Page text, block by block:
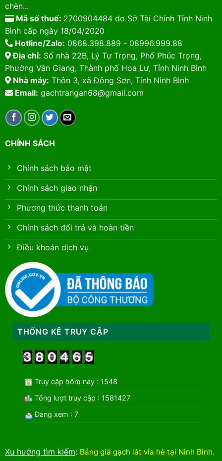
chèn...
Mã số thuế: 2700904484 do Sở Tài Chính Tỉnh Ninh
Bình cấp ngày 18/04/2020
Hotline/Zalo: 0868.398.889 - 08996.999.88
Địa chỉ: Số nhà 22B, Lý Tự Trọng, Phố Phúc Trọng,
Phường Vân Giang, Thành phố Hoa Lư, Tỉnh Ninh Bình
Nhà máy: Thôn 3, xã Đông Sơn, Tỉnh Ninh Bình
Email: gachtrangan68@gmail.com
CHÍNH SÁCH
Chính sách bảo mật
Chính sách giao nhận
Phương thức thanh toán
Chính sách đổi trả và hoàn tiền
Điều khoản dịch vụ
THỐNG KÊ TRUY CẬP
Truy cập hôm nay : 1548
Tổng lượt truy cập : 1581427
Đang xem : 7
Xu hướng tìm kiếm: Bảng giá gạch lát vỉa hè tại Ninh Bình.